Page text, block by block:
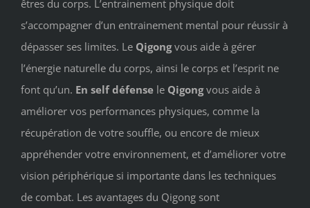
êtres du corps. L’entrainement physique doit
s’accompagner d’un entrainement mental pour réussir à
dépasser ses limites. Le Qigongvous aide à gérer
l’énergie naturelle du corps, ainsi le corps et l’esprit ne
font qu’un. En self défense le Qigongvous aide à
améliorer vos performances physiques, comme la
récupération de votre souffle, ou encore de mieux
appréhender votre environnement, et d’améliorer votre
vision périphérique si importante dans les techniques
de combat. Les avantages du Qigong sont